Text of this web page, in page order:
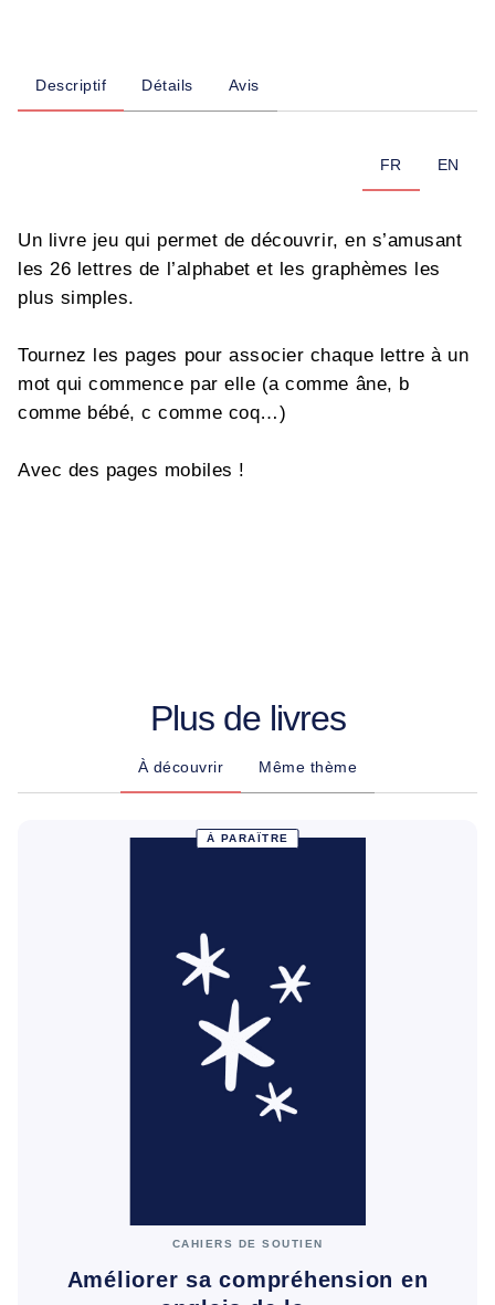
Descriptif Détails Avis
FR EN
Un livre jeu qui permet de découvrir, en s’amusant
les 26 lettres de l’alphabet et les graphèmes les
plus simples.
Tournez les pages pour associer chaque lettre à un
mot qui commence par elle (a comme âne, b
comme bébé, c comme coq…)
Avec des pages mobiles !
Plus de livres
À découvrir Même thème
À PARAÎTRE
CAHIERS DE SOUTIEN
Améliorer sa compréhension en